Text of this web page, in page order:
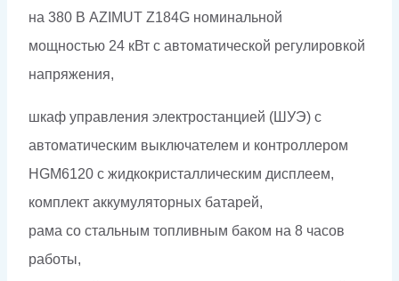
на 380 В AZIMUT Z184G номинальной
мощностью 24 кВт c автоматической регулировкой
напряжения,
шкаф управления электростанцией (ШУЭ) с
автоматическим выключателем и контроллером
HGM6120 с жидкокристаллическим дисплеем,
комплект аккумуляторных батарей,
рама со стальным топливным баком на 8 часов
работы,